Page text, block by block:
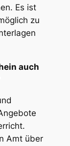
Es ist
zu
auch
Amt über